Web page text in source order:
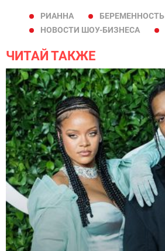
РИАННА
БЕРЕМЕННОСТЬ
НОВОСТИ ШОУ-БИЗНЕСА
ЧИТАЙ ТАКЖЕ